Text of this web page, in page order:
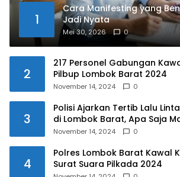
1
Cara Manifesting yang
Jadi Nyata
Mei 30, 2026 0
2
217 Personel Gabungan
Pilbup Lombok Barat 2024
November 14, 2024 0
3
Polisi Ajarkan Tertib Lalu
di Lombok Barat, Apa Saja
November 14, 2024 0
4
Polres Lombok Barat Kawal
Surat Suara Pilkada 2024